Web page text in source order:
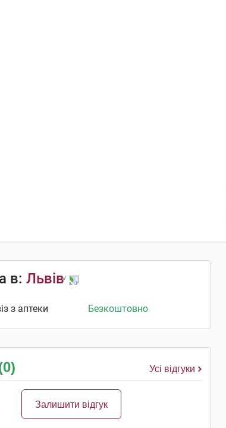
в: Львів
з аптеки Безкоштовно
Усі відгуки
Залишити відгук